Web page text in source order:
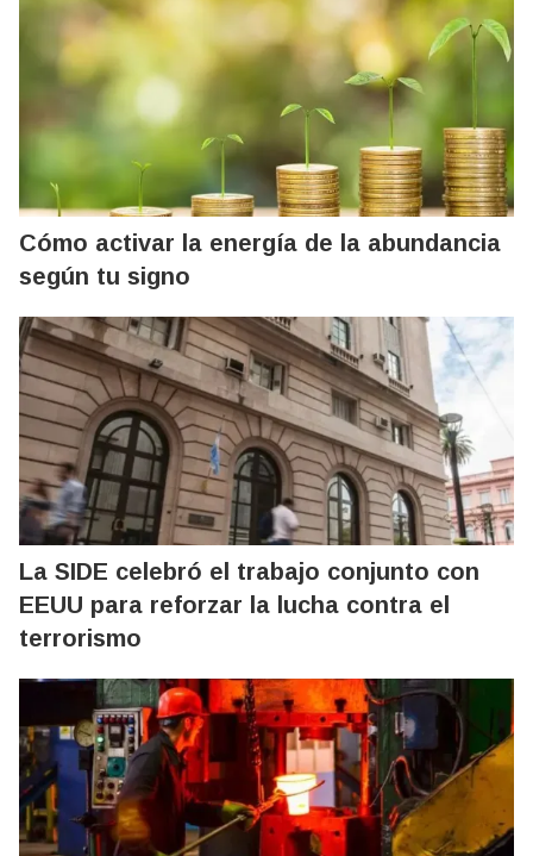
Cómo activar la energía de la abundancia
según tu signo
La SIDE celebró el trabajo conjunto con
EEUU para reforzar la lucha contra el
terrorismo